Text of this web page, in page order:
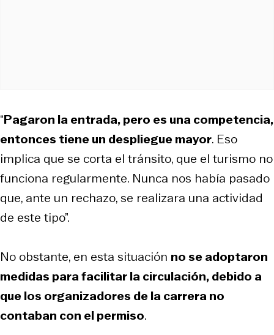
“Pagaron la entrada, pero es una competencia,
entonces tiene un despliegue mayor. Eso
implica que se corta el tránsito, que el turismo no
funciona regularmente. Nunca nos había pasado
que, ante un rechazo, se realizara una actividad
de este tipo”.
No obstante, en esta situación no se adoptaron
medidas para facilitar la circulación, debido a
que los organizadores de la carrera no
contaban con el permiso.